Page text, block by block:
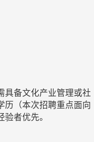
具备文化产业管理或社
历（本次招聘重点面向
者优先。